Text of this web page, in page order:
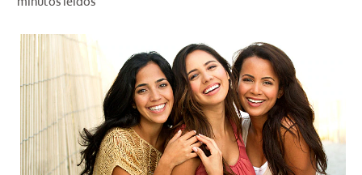
PARA PROFESIONALES
CL (ES)
SUSCRÍBASE